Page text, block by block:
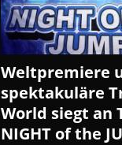
Weltpremiere
spektakuläre
World siegt an
NIGHT of the